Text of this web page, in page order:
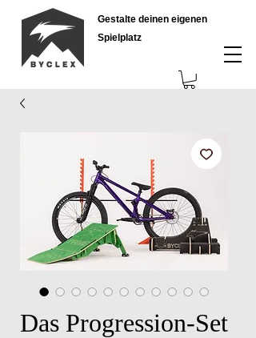
Gestalte deinen eigenen
Spielplatz
Das Progression-Set